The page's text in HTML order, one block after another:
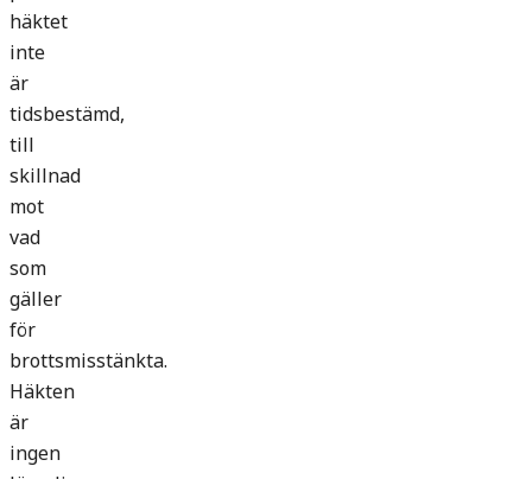
häktet
inte
är
tidsbestämd,
till
skillnad
mot
vad
som
gäller
för
brottsmisstänkta.
Häkten
är
ingen